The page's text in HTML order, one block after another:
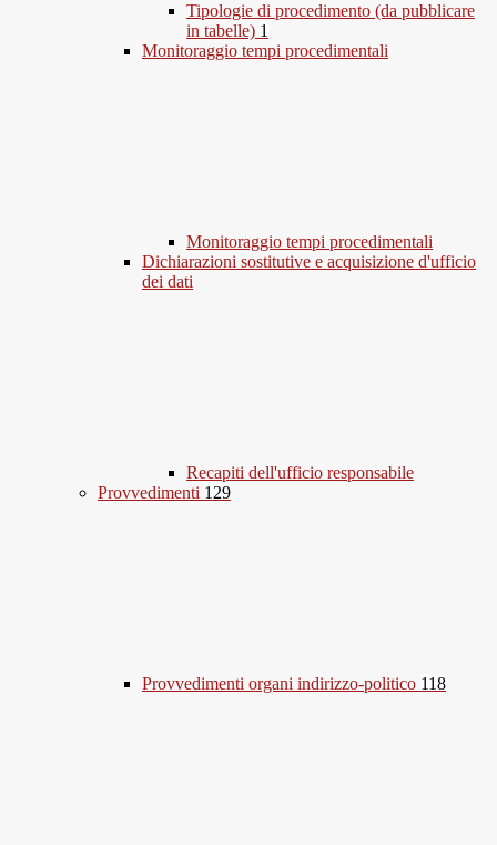
Tipologie di procedimento (da pubblicare
in tabelle) 1
Monitoraggio tempi procedimentali
Monitoraggio tempi procedimentali
Dichiarazioni sostitutive e acquisizione d'ufficio
dei dati
Recapiti dell'ufficio responsabile
Provvedimenti 129
Provvedimenti organi indirizzo-politico 118